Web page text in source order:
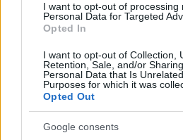
I want to opt-out of processing
Personal Data for Targeted
Opted In
I want to opt-out of Collection,
Retention, Sale, and/or
Personal Data that Is
Purposes for which it was
Opted Out
Google consents
Αν τα χάσατε